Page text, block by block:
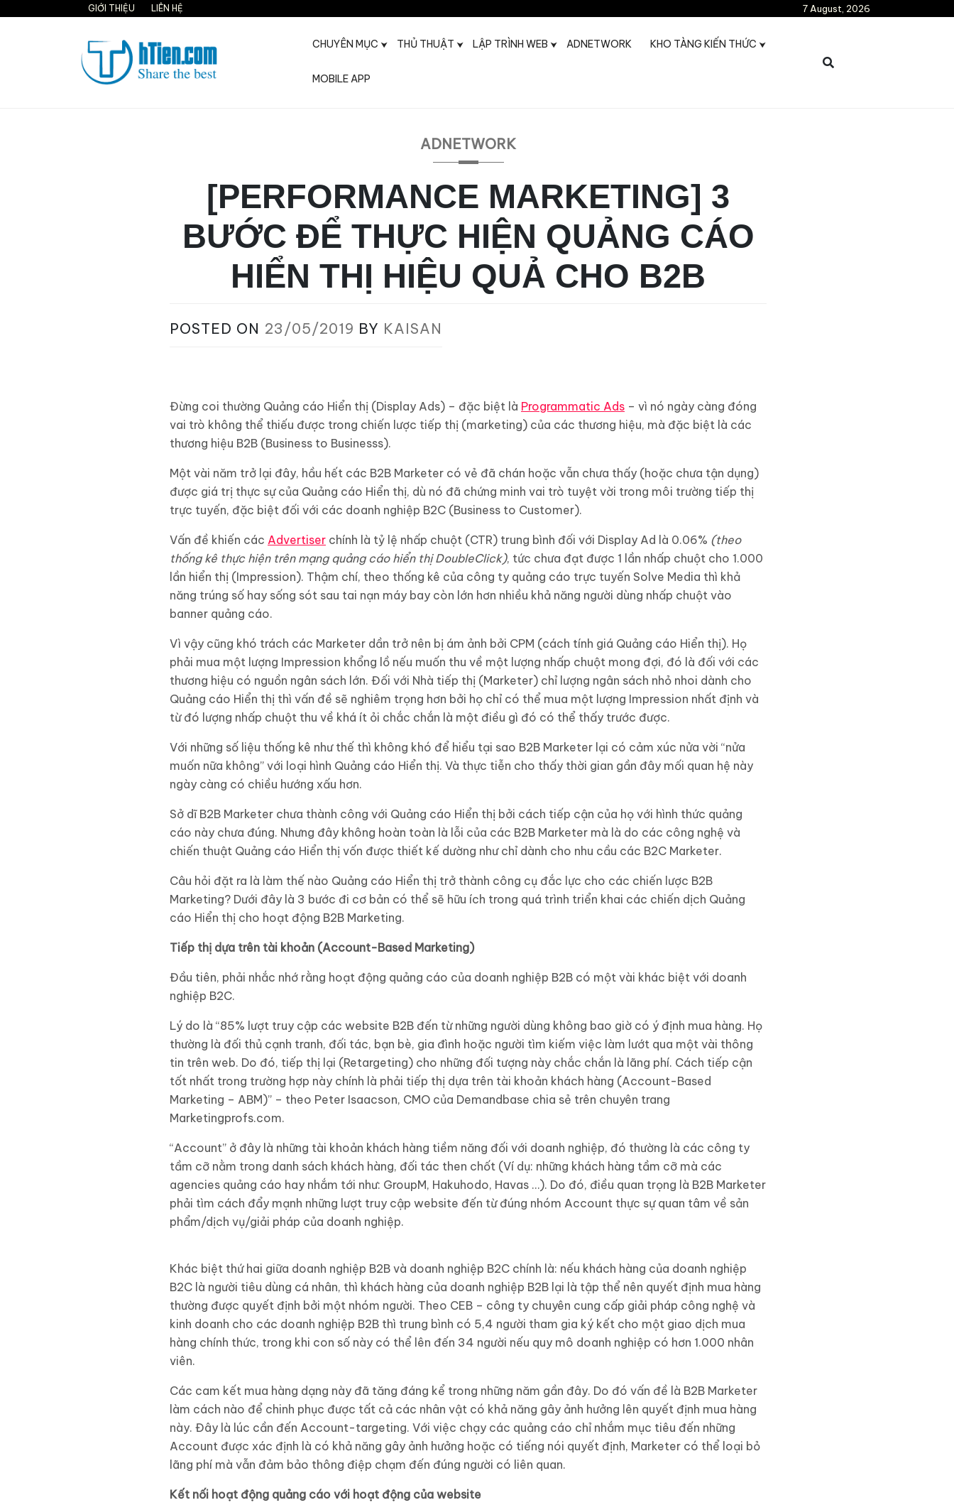
GIỚI THIỆU LIÊN HỆ 7 August, 2026
CHUYÊN MỤC THỦ THUẬT LẬP TRÌNH WEB ADNETWORK KHO TÀNG KIẾN THỨC
MOBILE APP
ADNETWORK
[PERFORMANCE MARKETING] 3
BƯỚC ĐỂ THỰC HIỆN QUẢNG CÁO
HIỂN THỊ HIỆU QUẢ CHO B2B
POSTED ON 23/05/2019 BY KAISAN
Đừng coi thường Quảng cáo Hiển thị (Display Ads) – đặc biệt là Programmatic Ads – vì nó ngày càng đóng
vai trò không thể thiếu được trong chiến lược tiếp thị (marketing) của các thương hiệu, mà đặc biệt là các
thương hiệu B2B (Business to Businesss).
Một vài năm trở lại đây, hầu hết các B2B Marketer có vẻ đã chán hoặc vẫn chưa thấy (hoặc chưa tận dụng)
được giá trị thực sự của Quảng cáo Hiển thị, dù nó đã chứng minh vai trò tuyệt vời trong môi trường tiếp thị
trực tuyến, đặc biệt đối với các doanh nghiệp B2C (Business to Customer).
Vấn đề khiến các Advertiser chính là tỷ lệ nhấp chuột (CTR) trung bình đối với Display Ad là 0.06% (theo
thống kê thực hiện trên mạng quảng cáo hiển thị DoubleClick), tức chưa đạt được 1 lần nhấp chuột cho 1.000
lần hiển thị (Impression). Thậm chí, theo thống kê của công ty quảng cáo trực tuyến Solve Media thì khả
năng trúng số hay sống sót sau tai nạn máy bay còn lớn hơn nhiều khả năng người dùng nhấp chuột vào
banner quảng cáo.
Vì vậy cũng khó trách các Marketer dần trở nên bị ám ảnh bởi CPM (cách tính giá Quảng cáo Hiển thị). Họ
phải mua một lượng Impression khổng lồ nếu muốn thu về một lượng nhấp chuột mong đợi, đó là đối với các
thương hiệu có nguồn ngân sách lớn. Đối với Nhà tiếp thị (Marketer) chỉ lượng ngân sách nhỏ nhoi dành cho
Quảng cáo Hiển thị thì vấn đề sẽ nghiêm trọng hơn bởi họ chỉ có thể mua một lượng Impression nhất định và
từ đó lượng nhấp chuột thu về khá ít ỏi chắc chắn là một điều gì đó có thể thấy trước được.
Với những số liệu thống kê như thế thì không khó để hiểu tại sao B2B Marketer lại có cảm xúc nửa vời “nửa
muốn nữa không” với loại hình Quảng cáo Hiển thị. Và thực tiễn cho thấy thời gian gần đây mối quan hệ này
ngày càng có chiều hướng xấu hơn.
Sở dĩ B2B Marketer chưa thành công với Quảng cáo Hiển thị bởi cách tiếp cận của họ với hình thức quảng
cáo này chưa đúng. Nhưng đây không hoàn toàn là lỗi của các B2B Marketer mà là do các công nghệ và
chiến thuật Quảng cáo Hiển thị vốn được thiết kế dường như chỉ dành cho nhu cầu các B2C Marketer.
Câu hỏi đặt ra là làm thế nào Quảng cáo Hiển thị trở thành công cụ đắc lực cho các chiến lược B2B
Marketing? Dưới đây là 3 bước đi cơ bản có thể sẽ hữu ích trong quá trình triển khai các chiến dịch Quảng
cáo Hiển thị cho hoạt động B2B Marketing.
Tiếp thị dựa trên tài khoản (Account-Based Marketing)
Đầu tiên, phải nhắc nhớ rằng hoạt động quảng cáo của doanh nghiệp B2B có một vài khác biệt với doanh
nghiệp B2C.
Lý do là “85% lượt truy cập các website B2B đến từ những người dùng không bao giờ có ý định mua hàng. Họ
thường là đối thủ cạnh tranh, đối tác, bạn bè, gia đình hoặc người tìm kiếm việc làm lướt qua một vài thông
tin trên web. Do đó, tiếp thị lại (Retargeting) cho những đối tượng này chắc chắn là lãng phí. Cách tiếp cận
tốt nhất trong trường hợp này chính là phải tiếp thị dựa trên tài khoản khách hàng (Account-Based
Marketing – ABM)” – theo Peter Isaacson, CMO của Demandbase chia sẻ trên chuyên trang
Marketingprofs.com.
“Account” ở đây là những tài khoản khách hàng tiềm năng đối với doanh nghiệp, đó thường là các công ty
tầm cỡ nằm trong danh sách khách hàng, đối tác then chốt (Ví dụ: những khách hàng tầm cỡ mà các
agencies quảng cáo hay nhắm tới như: GroupM, Hakuhodo, Havas …). Do đó, điều quan trọng là B2B Marketer
phải tìm cách đẩy mạnh những lượt truy cập website đến từ đúng nhóm Account thực sự quan tâm về sản
phẩm/dịch vụ/giải pháp của doanh nghiệp.
Khác biệt thứ hai giữa doanh nghiệp B2B và doanh nghiệp B2C chính là: nếu khách hàng của doanh nghiệp
B2C là người tiêu dùng cá nhân, thì khách hàng của doanh nghiệp B2B lại là tập thể nên quyết định mua hàng
thường được quyết định bởi một nhóm người. Theo CEB – công ty chuyên cung cấp giải pháp công nghệ và
kinh doanh cho các doanh nghiệp B2B thì trung bình có 5,4 người tham gia ký kết cho một giao dịch mua
hàng chính thức, trong khi con số này có thể lên đến 34 người nếu quy mô doanh nghiệp có hơn 1.000 nhân
viên.
Các cam kết mua hàng dạng này đã tăng đáng kể trong những năm gần đây. Do đó vấn đề là B2B Marketer
làm cách nào để chinh phục được tất cả các nhân vật có khả năng gây ảnh hưởng lên quyết định mua hàng
này. Đây là lúc cần đến Account-targeting. Với việc chạy các quảng cáo chỉ nhắm mục tiêu đến những
Account được xác định là có khả năng gây ảnh hưởng hoặc có tiếng nói quyết định, Marketer có thể loại bỏ
lãng phí mà vẫn đảm bảo thông điệp chạm đến đúng người có liên quan.
Kết nối hoạt động quảng cáo với hoạt động của website